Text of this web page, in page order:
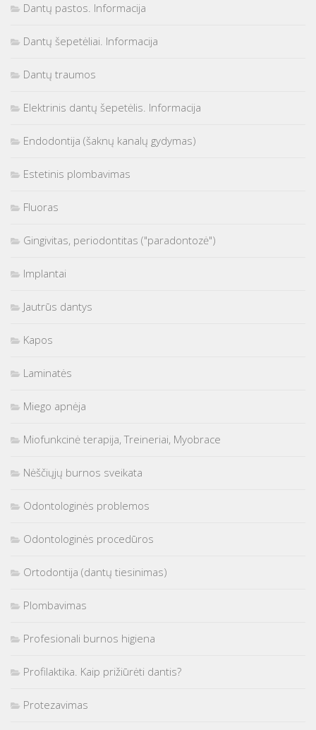
Dantų pastos. Informacija
Dantų šepetėliai. Informacija
Dantų traumos
Elektrinis dantų šepetėlis. Informacija
Endodontija (šaknų kanalų gydymas)
Estetinis plombavimas
Fluoras
Gingivitas, periodontitas ("paradontozė")
Implantai
Jautrūs dantys
Kapos
Laminatės
Miego apnėja
Miofunkcinė terapija, Treineriai, Myobrace
Nėščiųjų burnos sveikata
Odontologinės problemos
Odontologinės procedūros
Ortodontija (dantų tiesinimas)
Plombavimas
Profesionali burnos higiena
Profilaktika. Kaip prižiūrėti dantis?
Protezavimas